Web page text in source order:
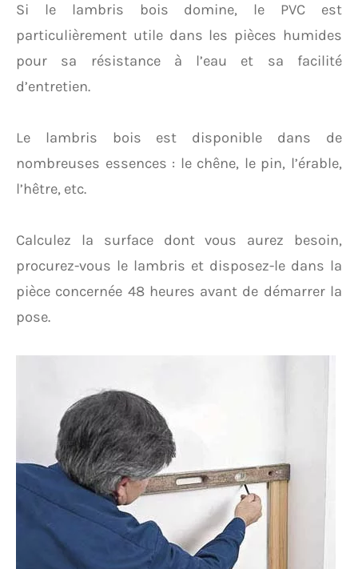
Si le lambris bois domine, le PVC est
particulièrement utile dans les pièces humides
pour sa résistance à l’eau et sa facilité
d’entretien.
Le lambris bois est disponible dans de
nombreuses essences : le chêne, le pin, l’érable,
l’hêtre, etc.
Calculez la surface dont vous aurez besoin,
procurez-vous le lambris et disposez-le dans la
pièce concernée 48 heures avant de démarrer la
pose.